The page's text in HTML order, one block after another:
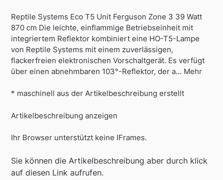
Reptile Systems Eco T5 Unit Ferguson Zone 3 39 Watt
870 cm Die leichte, einflammige Betriebseinheit mit
integriertem Reflektor kombiniert eine HO-T5-Lampe
von Reptile Systems mit einem zuverlässigen,
flackerfreien elektronischen Vorschaltgerät. Es verfügt
über einen abnehmbaren 103°-Reflektor, der a… Mehr
* maschinell aus der Artikelbeschreibung erstellt
Artikelbeschreibung anzeigen
Ihr Browser unterstützt keine IFrames.
Sie können die Artikelbeschreibung aber durch klick
auf diesen Link aufrufen.